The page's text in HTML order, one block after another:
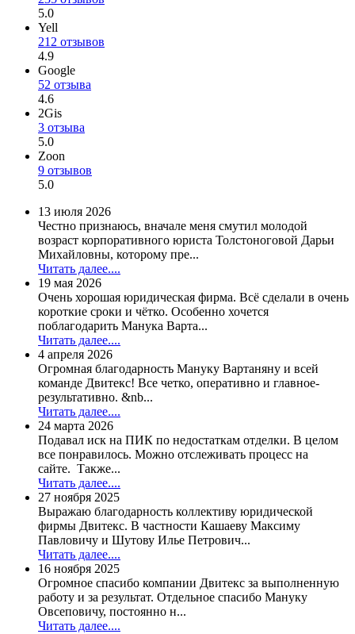
5.0
Yell
212 отзывов
4.9
Google
52 отзыва
4.6
2Gis
3 отзыва
5.0
Zoon
9 отзывов
5.0
13 июля 2026
Честно признаюсь, вначале меня смутил молодой
возраст корпоративного юриста Толстоноговой Дарьи
Михайловны, которому пре...
Читать далее....
19 мая 2026
Очень хорошая юридическая фирма. Всё сделали в очень
короткие сроки и чётко. Особенно хочется
поблагодарить Манука Варта...
Читать далее....
4 апреля 2026
Огромная благодарность Мануку Вартаняну и всей
команде Двитекс! Все четко, оперативно и главное-
результативно. &nb...
Читать далее....
24 марта 2026
Подавал иск на ПИК по недостаткам отделки. В целом
все понравилось. Можно отслеживать процесс на
сайте. Также...
Читать далее....
27 ноября 2025
Выражаю благодарность коллективу юридической
фирмы Двитекс. В частности Кашаеву Максиму
Павловичу и Шутову Илье Петрович...
Читать далее....
16 ноября 2025
Огромное спасибо компании Двитекс за выполненную
работу и за результат. Отдельное спасибо Мануку
Овсеповичу, постоянно н...
Читать далее....